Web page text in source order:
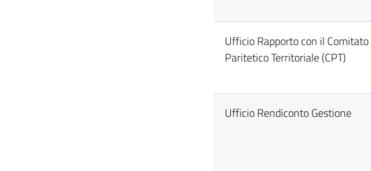
Ufficio Rapporto con il Comitato
Paritetico Territoriale (CPT)
Ufficio Rendiconto Gestione